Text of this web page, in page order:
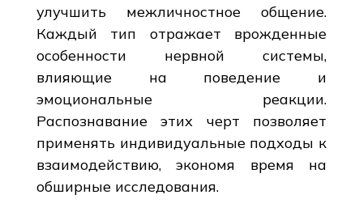
улучшить межличностное общение.
Каждый тип отражает врожденные
особенности нервной системы,
влияющие на поведение и
эмоциональные реакции.
Распознавание этих черт позволяет
применять индивидуальные подходы к
взаимодействию, экономя время на
обширные исследования.